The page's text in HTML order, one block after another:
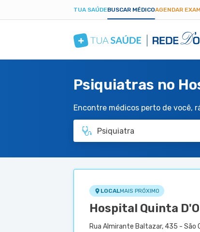
TUA SAÚDEBUSCAR MÉDICOAGENDAR
Psiquiatras no
Encontre médicos perto de você,
LOCALMAIS PRÓXIMO
Hospital Quinta
Rua Almirante Baltazar, 435 - São